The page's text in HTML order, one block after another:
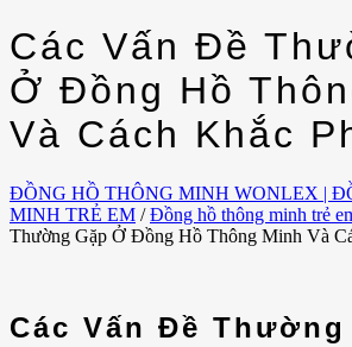
Các Vấn Đề
Ở Đồng Hồ
Và Cách Khắc
ĐỒNG HỒ THÔNG MINH WONLEX |
MINH TRẺ EM / Đồng hồ thông minh trẻ
Thường Gặp Ở Đồng Hồ Thông Minh Và
Các Vấn Đề Thường